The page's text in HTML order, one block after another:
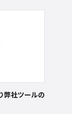
弊社ツールの